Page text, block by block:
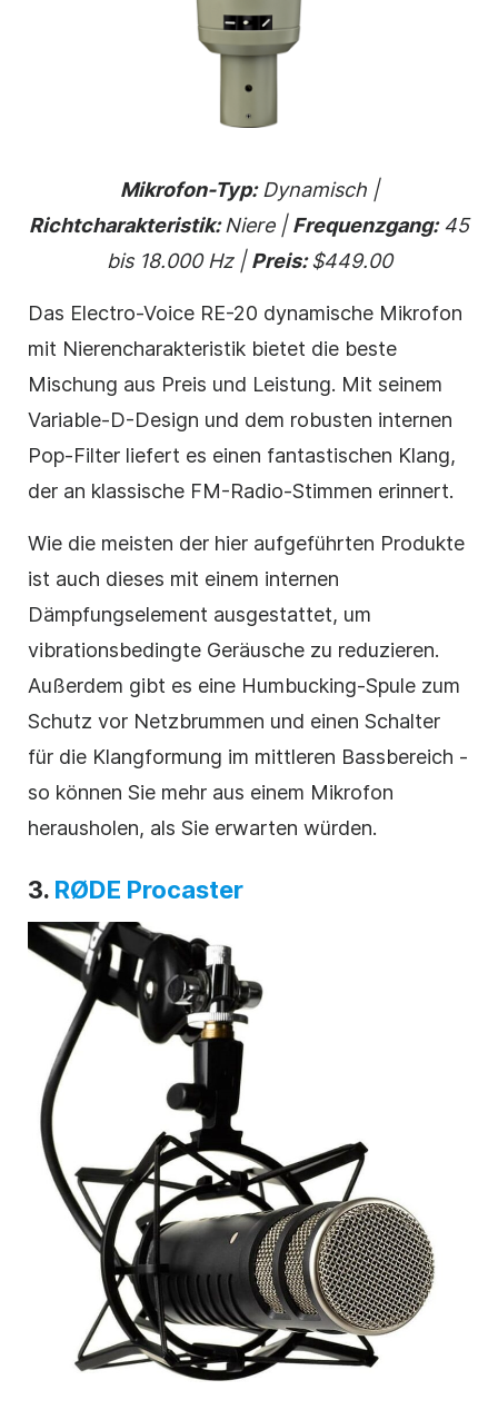
Mikrofon-Typ:Dynamisch |
Richtcharakteristik:Niere |Frequenzgang:45
bis 18.000 Hz |Preis:$449.00
Das Electro-Voice RE-20 dynamische Mikrofon
mit Nierencharakteristik bietet die beste
Mischung aus Preis und Leistung. Mit seinem
Variable-D-Design und dem robusten internen
Pop-Filter liefert es einen fantastischen Klang,
der an klassische FM-Radio-Stimmen erinnert.
Wie die meisten der hier aufgeführten Produkte
ist auch dieses mit einem internen
Dämpfungselement ausgestattet, um
vibrationsbedingte Geräusche zu reduzieren.
Außerdem gibt es eine Humbucking-Spule zum
Schutz vor Netzbrummen und einen Schalter
für die Klangformung im mittleren Bassbereich -
so können Sie mehr aus einem Mikrofon
herausholen, als Sie erwarten würden.
3. RØDE Procaster